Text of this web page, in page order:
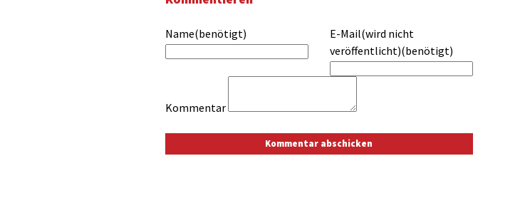
Name(benötigt)
E-Mail(wird nicht
veröffentlicht)(benötigt)
Kommentar